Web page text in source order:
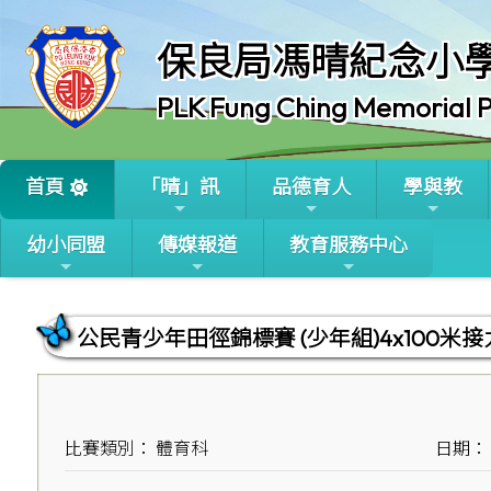
保良局馮晴紀念小
PLK Fung Ching Memorial
首頁 「晴」訊 品德育人 學與教
幼小同盟 傳媒報道 教育服務中心
公民青少年田徑錦標賽 (少年組)4x100米接
比賽類別： 體育科 日期